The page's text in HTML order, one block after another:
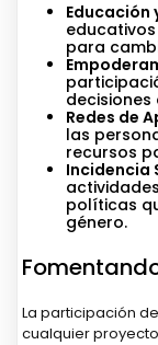
Educación
para
decisiones
Redes de
las
recursos
Incidencia
políticas
género.
La participación
cualquier